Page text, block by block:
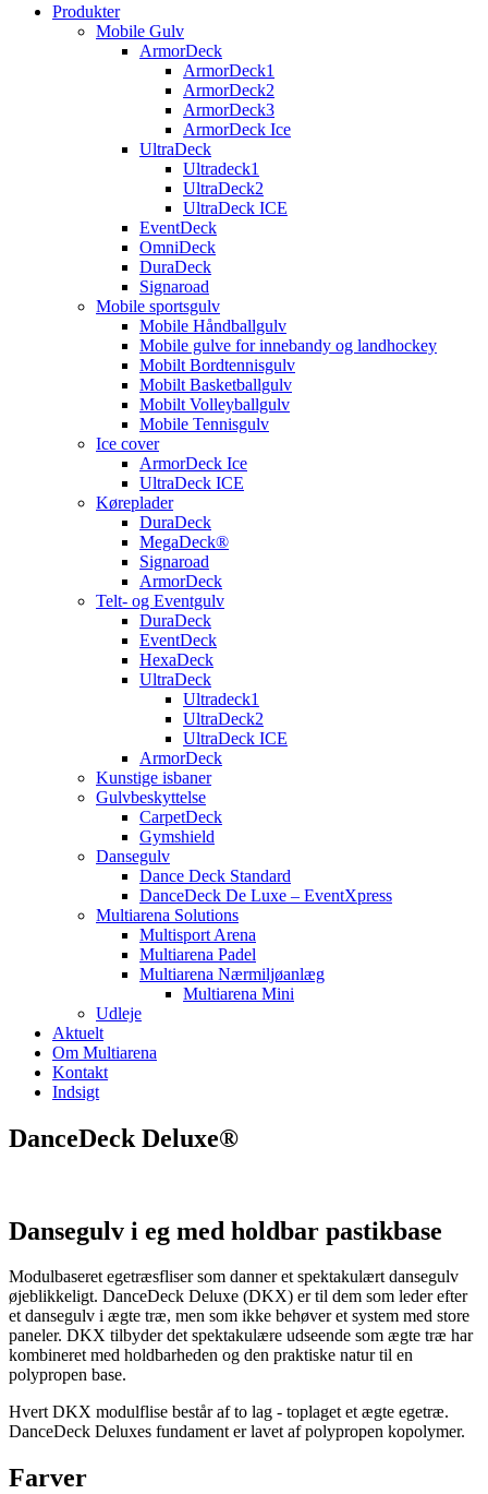
Produkter
Mobile Gulv
ArmorDeck
ArmorDeck1
ArmorDeck2
ArmorDeck3
ArmorDeck Ice
UltraDeck
Ultradeck1
UltraDeck2
UltraDeck ICE
EventDeck
OmniDeck
DuraDeck
Signaroad
Mobile sportsgulv
Mobile Håndballgulv
Mobile gulve for innebandy og landhockey
Mobilt Bordtennisgulv
Mobilt Basketballgulv
Mobilt Volleyballgulv
Mobile Tennisgulv
Ice cover
ArmorDeck Ice
UltraDeck ICE
Køreplader
DuraDeck
MegaDeck®
Signaroad
ArmorDeck
Telt- og Eventgulv
DuraDeck
EventDeck
HexaDeck
UltraDeck
Ultradeck1
UltraDeck2
UltraDeck ICE
ArmorDeck
Kunstige isbaner
Gulvbeskyttelse
CarpetDeck
Gymshield
Dansegulv
Dance Deck Standard
DanceDeck De Luxe – EventXpress
Multiarena Solutions
Multisport Arena
Multiarena Padel
Multiarena Nærmiljøanlæg
Multiarena Mini
Udleje
Aktuelt
Om Multiarena
Kontakt
Indsigt
DanceDeck Deluxe®
Dansegulv i eg med holdbar pastikbase
Modulbaseret egetræsfliser som danner et spektakulært dansegulv
øjeblikkeligt. DanceDeck Deluxe (DKX) er til dem som leder efter
et dansegulv i ægte træ, men som ikke behøver et system med store
paneler. DKX tilbyder det spektakulære udseende som ægte træ har
kombineret med holdbarheden og den praktiske natur til en
polypropen base.
Hvert DKX modulflise består af to lag - toplaget et ægte egetræ.
DanceDeck Deluxes fundament er lavet af polypropen kopolymer.
Farver